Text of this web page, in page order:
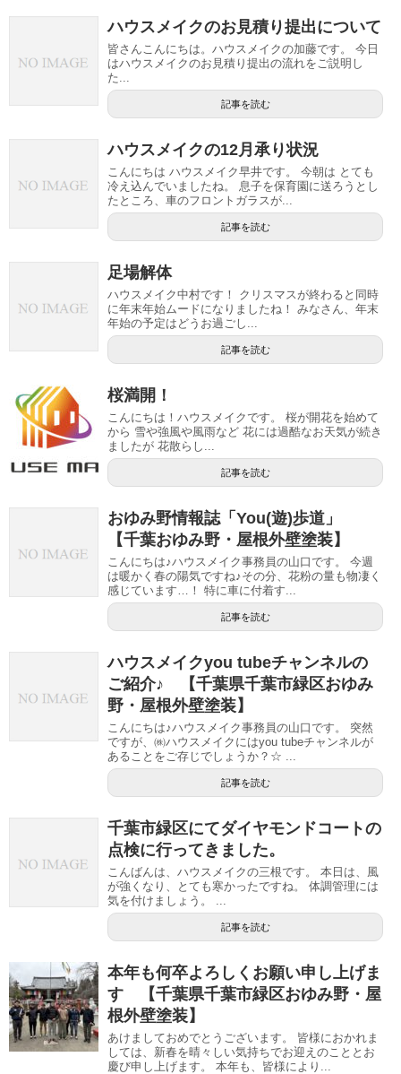
ハウスメイクのお見積り提出について
皆さんこんにちは。ハウスメイクの加藤です。 今日
はハウスメイクのお見積り提出の流れをご説明し
た...
記事を読む
ハウスメイクの12月承り状況
こんにちは ハウスメイク早井です。 今朝は とても
冷え込んでいましたね。 息子を保育園に送ろうとし
たところ、車のフロントガラスが...
記事を読む
足場解体
ハウスメイク中村です！ クリスマスが終わると同時
に年末年始ムードになりましたね！ みなさん、年末
年始の予定はどうお過ごし...
記事を読む
桜満開！
こんにちは！ハウスメイクです。 桜が開花を始めて
から 雪や強風や風雨など 花には過酷なお天気が続き
ましたが 花散らし...
記事を読む
おゆみ野情報誌「You(遊)歩道」
【千葉おゆみ野・屋根外壁塗装】
こんにちは♪ハウスメイク事務員の山口です。 今週
は暖かく春の陽気ですね♪その分、花粉の量も物凄く
感じています…！ 特に車に付着す...
記事を読む
ハウスメイクyou tubeチャンネルの
ご紹介♪ 【千葉県千葉市緑区おゆみ
野・屋根外壁塗装】
こんにちは♪ハウスメイク事務員の山口です。 突然
ですが、㈱ハウスメイクにはyou tubeチャンネルが
あることをご存じでしょうか？☆ ...
記事を読む
千葉市緑区にてダイヤモンドコートの
点検に行ってきました。
こんばんは、ハウスメイクの三根です。 本日は、風
が強くなり、とても寒かったですね。 体調管理には
気を付けましょう。 ...
記事を読む
本年も何卒よろしくお願い申し上げま
す 【千葉県千葉市緑区おゆみ野・屋
根外壁塗装】
あけましておめでとうございます。 皆様におかれま
しては、新春を晴々しい気持ちでお迎えのこととお
慶び申し上げます。 本年も、皆様により...